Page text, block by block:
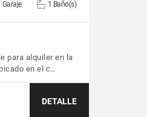
Garaje 1 Baño(s)
para alquiler en la
en el c…
DETALLE